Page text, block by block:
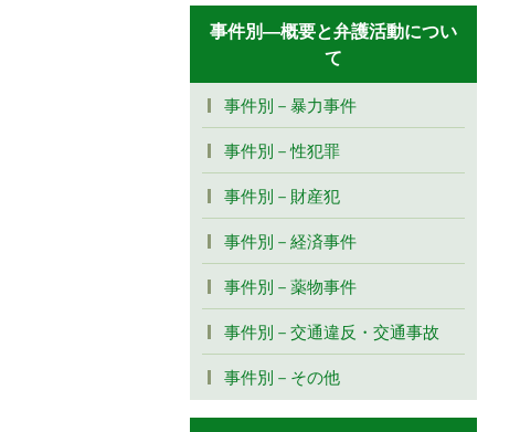
事件別―概要と弁護活動につい
て
事件別－暴力事件
事件別－性犯罪
事件別－財産犯
事件別－経済事件
事件別－薬物事件
事件別－交通違反・交通事故
事件別－その他